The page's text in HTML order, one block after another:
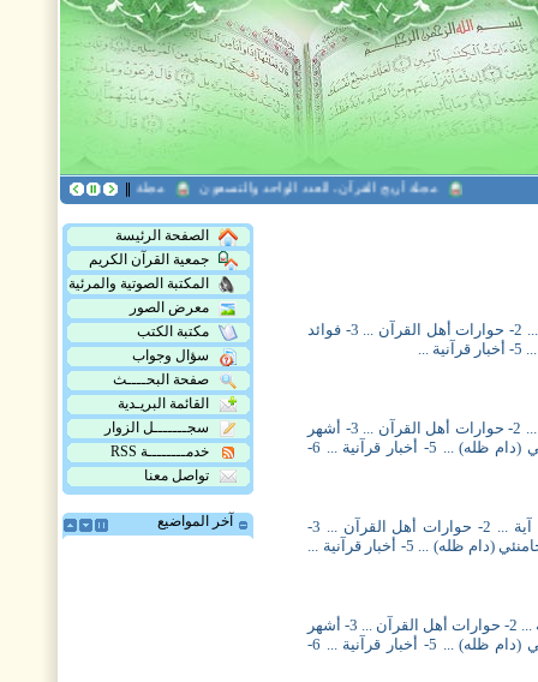
مجلة هدى القرآن العدد مجلة أريج القرآن، العدد الواحد والتسعون
مجلة أريج القرآن، العدد الثامن والثلاثون ... 1- قصة آية ... 2- حوارات أهل القرآن ... 3- فوائد
مجلة أريج القرآن، العدد السابع والثلاثون ... 1- قصة آية ... 2- حوارات أهل القرآن ... 3- أشهر
القراء المبدعين ... 4- استفتاءات قرآنية للإمام الخامنئي (دام ظله) ... 5- أخبار قرآنية ... 6-
مجلة أريج القرآن، العدد السادس والثلاثون ... 1- قصة آية ... 2- حوارات أهل القرآن ... 3-
أشهر القراء المبدعين ... 4- استفتاءات قرآنية للإمام الخامنئي (دام ظله) ... 5- أخبار قرآنية ...
مجلة أريج القرآن، العدد الخامس والثلاثون ... 1- قصة آية ... 2- حوارات أهل القرآن ... 3- أشهر
القراء المبدعين ... 4- استفتاءات قرآنية للإمام الخامنئي (دام ظله) ... 5- أخبار قرآنية ... 6-
الصفحة الرئيسة
جمعية القرآن الكريم
المكتبة الصوتية والمرئية
معرض الصور
مكتبة الكتب
سؤال وجواب
صفحة البحــــث
القائمة البريـدية
سجـــــــل الزوار
خدمــــــــة RSS
تواصل معنا
آخر المواضيع